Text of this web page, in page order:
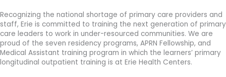
Recognizing the national shortage of primary care providers and
staff, Erie is committed to training the next generation of primary
care leaders to work in under-resourced communities. We are
proud of the seven residency programs, APRN Fellowship, and
Medical Assistant training program in which the learners’ primary
longitudinal outpatient training is at Erie Health Centers.